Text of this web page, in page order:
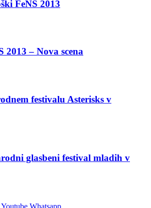
FeNS 2013
2013 – Nova scena
festivalu Asterisks v
glasbeni festival mladih v
Youtube Whatsapp